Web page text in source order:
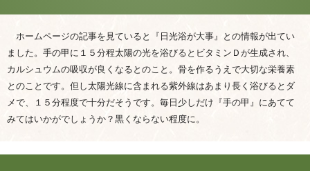
ホームページの記事を見ていると『日光浴が大事』との情報が出てい
ました。手の甲に１５分程太陽の光を浴びるとビタミンＤが生成され、
カルシュウムの吸収が良くなるとのこと。骨を作るうえで大切な栄養素
とのことです。但し太陽光線に含まれる紫外線はあまり長く浴びるとダ
メで、１５分程度で十分だそうです。毎日少しだけ『手の甲』にあてて
みてはいかがでしょうか？黒くならない程度に。